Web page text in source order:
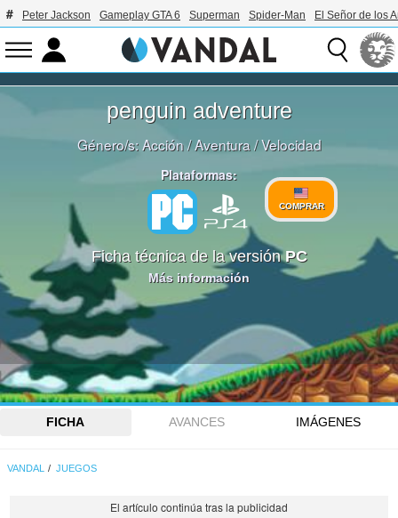
Peter Jackson Gameplay GTA 6 Superman Spider-Man El Señor de los
penguin adventure
Género/s:Acción/Aventura/Velocidad
Plataformas:
COMPRAR
Ficha técnica de la versiónPC
Más información
FICHA AVANCES IMÁGENES
VANDAL JUEGOS